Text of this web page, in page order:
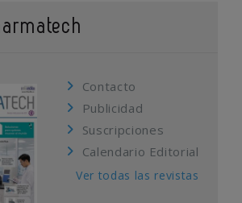
Contacto
Publicidad
Suscripciones
Calendario Editorial
Ver todas las revistas